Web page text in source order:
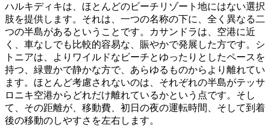
ハルキディキは、ほとんどのビーチリゾート地にはない選択
肢を提供します。それは、一つの名称の下に、全く異なる二
つの半島があるということです。カサンドラは、空港に近
く、車なしでも比較的容易な、賑やかで発展した方です。シ
トニアは、よりワイルドなビーチとゆったりとしたペースを
持つ、緑豊かで静かな方で、あらゆるものからより離れてい
ます。ほとんど考慮されないのは、それぞれの半島がテッサ
ロニキ空港からどれだけ離れているかという点です。そし
て、その距離が、移動費、初日の夜の運転時間、そして到着
後の移動のしやすさを左右します。